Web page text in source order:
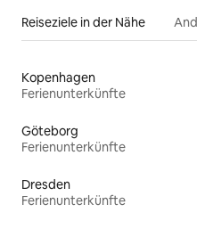
Reiseziele in der Nähe
Kopenhagen
Ferienunterkünfte
Göteborg
Ferienunterkünfte
Dresden
Ferienunterkünfte